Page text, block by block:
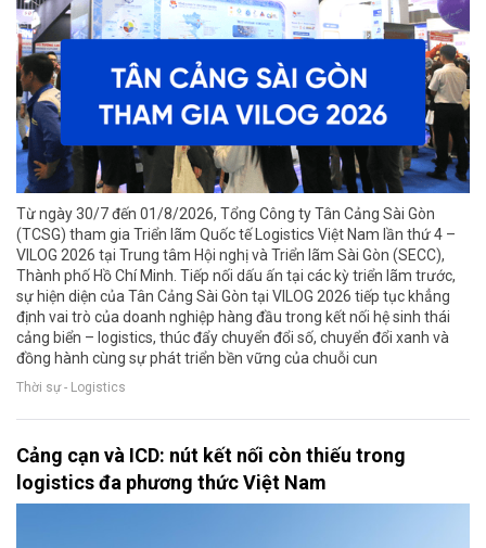
Từ ngày 30/7 đến 01/8/2026, Tổng Công ty Tân Cảng Sài Gòn
(TCSG) tham gia Triển lãm Quốc tế Logistics Việt Nam lần thứ 4 –
VILOG 2026 tại Trung tâm Hội nghị và Triển lãm Sài Gòn (SECC),
Thành phố Hồ Chí Minh. Tiếp nối dấu ấn tại các kỳ triển lãm trước,
sự hiện diện của Tân Cảng Sài Gòn tại VILOG 2026 tiếp tục khẳng
định vai trò của doanh nghiệp hàng đầu trong kết nối hệ sinh thái
cảng biển – logistics, thúc đẩy chuyển đổi số, chuyển đổi xanh và
đồng hành cùng sự phát triển bền vững của chuỗi cun
Thời sự - Logistics
Cảng cạn và ICD: nút kết nối còn thiếu trong
logistics đa phương thức Việt Nam